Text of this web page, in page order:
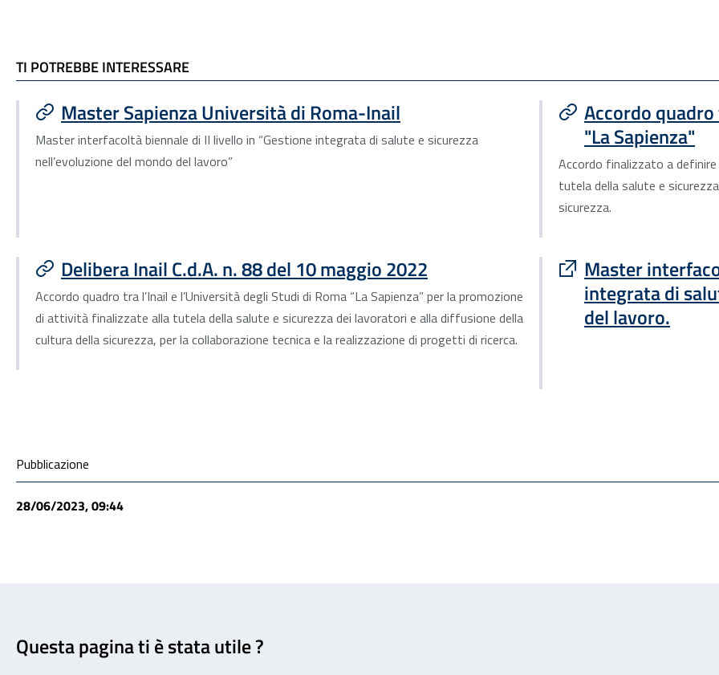
TI POTREBBE INTERESSARE
TI POTREBBE INTERESSARE
Master Sapienza Università di Roma-Inail
Master interfacoltà biennale di II livello in “Gestione integrata di salute e sicurezza
nell’evoluzione del mondo del lavoro”
Accordo
"La Sapienza"
Accordo finalizzato a
tutela della salute e
sicurezza.
Delibera Inail C.d.A. n. 88 del 10 maggio 2022
Accordo quadro tra l’Inail e l’Università degli Studi di Roma “La Sapienza” per la promozione
di attività finalizzate alla tutela della salute e sicurezza dei lavoratori e alla diffusione della
cultura della sicurezza, per la collaborazione tecnica e la realizzazione di progetti di ricerca.
Master
integrata di
del lavoro.
Condivisione social
Pubblicazione
28/06/2023, 09:44
Questa pagina ti è stata utile ?